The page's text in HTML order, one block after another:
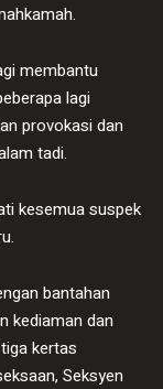
membantu
lagi
provokasi dan
tadi.
kesemua suspek
bantahan
kediaman dan
kertas
Seksyen